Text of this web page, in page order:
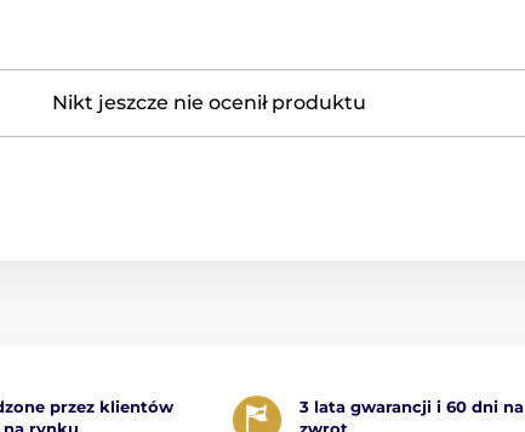
Nikt jeszcze nie ocenił produktu
przez klientów
na rynku
3 lata gwarancji i 60 dni na
zwrot